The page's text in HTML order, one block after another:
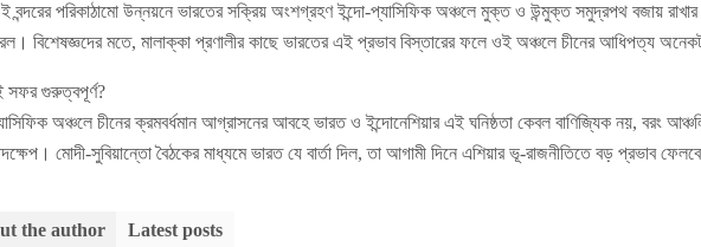
বন্দরের পরিকাঠামো উন্নয়নে ভারতের সক্রিয় অংশগ্রহণ ইন্দো-প্যাসিফিক অঞ্চলে মুক্ত ও উন্মুক্ত সমুদ্রপথ বজায়
বিশেষজ্ঞদের মতে, মালাক্কা প্রণালীর কাছে ভারতের এই প্রভাব বিস্তারের ফলে ওই অঞ্চলে চীনের আধিপত্য
সফর গুরুত্বপূর্ণ?
অঞ্চলে চীনের ক্রমবর্ধমান আগ্রাসনের আবহে ভারত ও ইন্দোনেশিয়ার এই ঘনিষ্ঠতা কেবল বাণিজ্যিক নয়, বরং
মোদী-সুবিয়ান্তো বৈঠকের মাধ্যমে ভারত যে বার্তা দিল, তা আগামী দিনে এশিয়ার ভূ-রাজনীতিতে বড় প্রভাব
the author Latest posts